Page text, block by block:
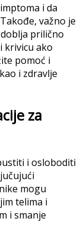
i da
važno je
prilično
krivicu ako
pomoć i
i zdravlje
za
i osloboditi
mogu
telima i
i smanje